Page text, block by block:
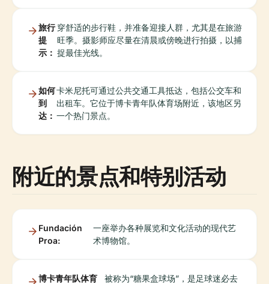
旅行
提
示：
穿舒适的步行鞋，并准备迎接人群，尤其是在旅游
旺季。摄影师应尽量在清晨或傍晚进行拍摄，以捕
捉最佳光线。
如何
到
达：
卡米尼托可通过公共交通工具抵达，包括公交车和
出租车。它位于博卡青年队体育场附近，该地区另
一个热门景点。
附近的景点和特别活动
Fundación
Proa:
一座举办各种展览和文化活动的现代艺
术博物馆。
博卡青年队体育
被称为“糖果盒球场”，是足球迷必去